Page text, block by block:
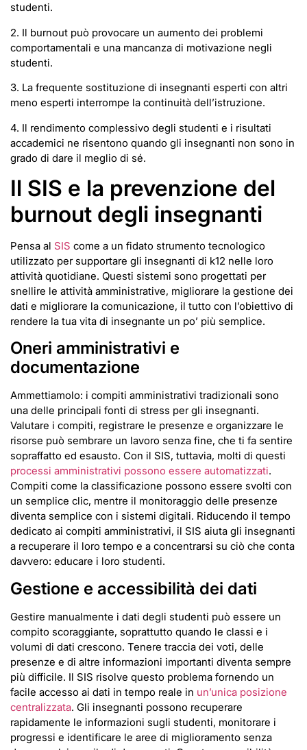
studenti.
2. Il burnout può provocare un aumento dei problemi
comportamentali e una mancanza di motivazione negli
studenti.
3. La frequente sostituzione di insegnanti esperti con altri
meno esperti interrompe la continuità dell’istruzione.
4. Il rendimento complessivo degli studenti e i risultati
accademici ne risentono quando gli insegnanti non sono in
grado di dare il meglio di sé.
Il SIS e la prevenzione del
burnout degli insegnanti
Pensa al SIS come a un fidato strumento tecnologico
utilizzato per supportare gli insegnanti di k12 nelle loro
attività quotidiane. Questi sistemi sono progettati per
snellire le attività amministrative, migliorare la gestione dei
dati e migliorare la comunicazione, il tutto con l’obiettivo di
rendere la tua vita di insegnante un po’ più semplice.
Oneri amministrativi e
documentazione
Ammettiamolo: i compiti amministrativi tradizionali sono
una delle principali fonti di stress per gli insegnanti.
Valutare i compiti, registrare le presenze e organizzare le
risorse può sembrare un lavoro senza fine, che ti fa sentire
sopraffatto ed esausto. Con il SIS, tuttavia, molti di questi
processi amministrativi possono essere automatizzati.
Compiti come la classificazione possono essere svolti con
un semplice clic, mentre il monitoraggio delle presenze
diventa semplice con i sistemi digitali. Riducendo il tempo
dedicato ai compiti amministrativi, il SIS aiuta gli insegnanti
a recuperare il loro tempo e a concentrarsi su ciò che conta
davvero: educare i loro studenti.
Gestione e accessibilità dei dati
Gestire manualmente i dati degli studenti può essere un
compito scoraggiante, soprattutto quando le classi e i
volumi di dati crescono. Tenere traccia dei voti, delle
presenze e di altre informazioni importanti diventa sempre
più difficile. Il SIS risolve questo problema fornendo un
facile accesso ai dati in tempo reale in un’unica posizione
centralizzata. Gli insegnanti possono recuperare
rapidamente le informazioni sugli studenti, monitorare i
progressi e identificare le aree di miglioramento senza